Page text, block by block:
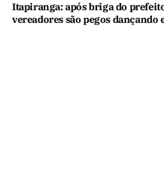
Itapiranga: após briga do
vereadores são pegos dançando